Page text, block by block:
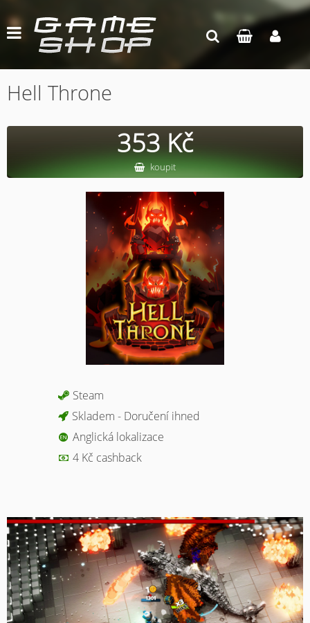
Hell Throne
353 Kč
koupit
Steam
Skladem - Doručení ihned
Anglická lokalizace
4 Kč cashback